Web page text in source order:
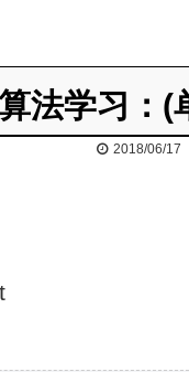
法学习：(
2018/06/17